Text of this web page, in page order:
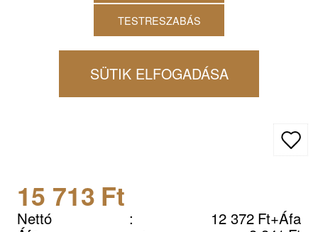
Hettich ComfortSpin forgótányér,
átlátszó
15 713 Ft
Nettó : 12 372 Ft+Áfa
TESTRESZABÁS
SÜTIK ELFOGADÁSA